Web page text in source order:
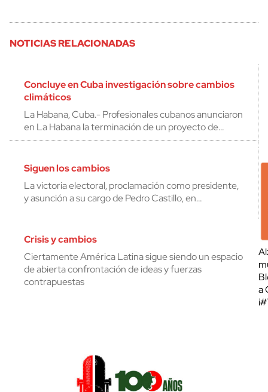
NOTICIAS RELACIONADAS
Concluye en Cuba investigación sobre cambios
climáticos
La Habana, Cuba.- Profesionales cubanos anunciaron
en La Habana la terminación de un proyecto de…
Siguen los cambios
La victoria electoral, proclamación como presidente,
y asunción a su cargo de Pedro Castillo, en…
Crisis y cambios
Ciertamente América Latina sigue siendo un espacio
de abierta confrontación de ideas y fuerzas
contrapuestas
a